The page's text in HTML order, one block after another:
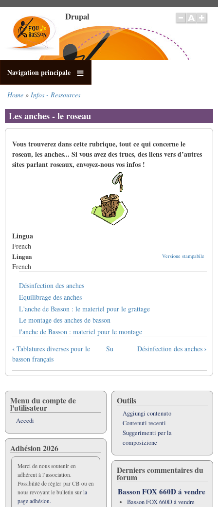
contenuto
principale
Drupal
Navigation principale
di
pane
Home Infos - Ressources
Les anches - le roseau
Vous trouverez dans cette rubrique, tout ce qui concerne le
roseau, les anches... Si vous avez des trucs, des liens vers d’autres
sites parlant roseaux, envoyez-​​nous vos infos !
Lingua
French
Versione stampabile
Lingua
French
Désinfection des anches
Equilibrage des anches
L'anche de Basson : le materiel pour le grattage
Le montage des anches de basson
l'anche de Basson : materiel pour le montage
Link
di
attraversamento
del
book
per
Les
anches
-
le
roseau
‹ Tablatures diverses pour le
basson français
Su Désinfection des anches ›
Menu du compte de
l'utilisateur
Accedi
Adhésion 2026
Merci de nous soutenir en
adhérent à l’association.
Possibilité de régler par CB ou en
nous revoyant le bulletin sur la
page adhésion.
Outils
Aggiungi contenuto
Contenuti recenti
Suggerimenti per la
composizione
Derniers commentaires du
forum
Basson FOX 660D á vendre
Basson FOX 660D á vendre